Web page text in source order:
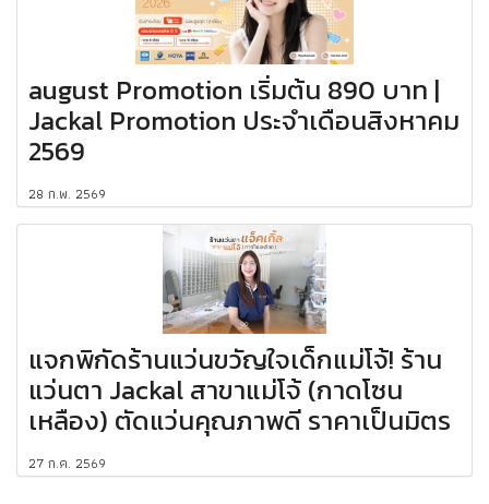
august Promotion เริ่มต้น 890 บาท |
Jackal Promotion ประจำเดือนสิงหาคม
2569
28 ก.พ. 2569
แจกพิกัดร้านแว่นขวัญใจเด็กแม่โจ้! ร้าน
แว่นตา Jackal สาขาแม่โจ้ (กาดโซน
เหลือง) ตัดแว่นคุณภาพดี ราคาเป็นมิตร
27 ก.ค. 2569